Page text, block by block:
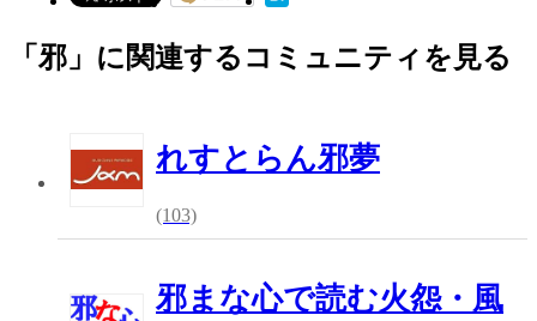
「邪」に関連するコミュニティを見る
れすとらん邪夢
(103)
邪まな心で読む火怨・風